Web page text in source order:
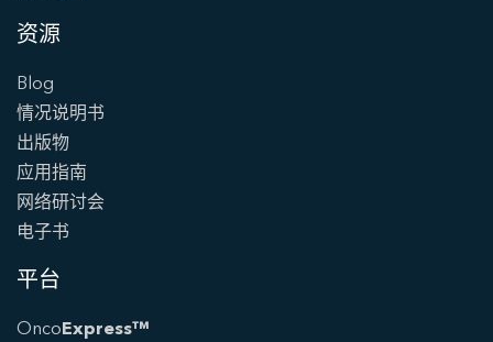
资源
Blog
情况说明书
出版物
应用指南
网络研讨会
电子书
平台
OncoExpress™